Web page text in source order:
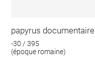
papyrus documentaire
-30 / 395
(époque romaine)